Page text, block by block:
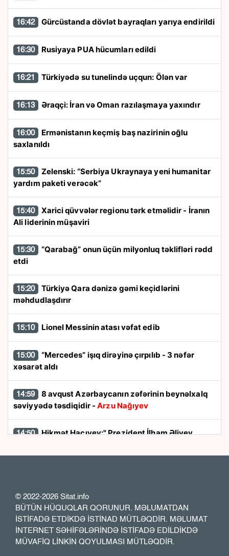
16:42 Gürcüstanda dövlət bayraqları yarıya endirildi
16:30 Rusiyaya PUA hücumları edildi
16:21 Türkiyədə su tunelində uçqun: Ölən var
16:13 Əraqçi: İran və Oman razılaşmaya yaxındır
16:00
saxlanıldı
15:50
yardım paketi verəcək”
15:40
Ali liderinin müşaviri
15:30
etdi
15:20
məhdudlaşdırır
15:10 Lionel Messinin atası vəfat edib
15:00
xəsarət aldı
14:59
səviyyədə təsdiqidir -Arzu Nağıyev
14:50 Hikmət Hacıyev:" Prezident İlham Əliyev
14:40 Ukraynada hərbi helikopterin qəzaya
uğraması nəticəsində bort texnik ölüb
© 2022-2026 Sitat.info
BÜTÜN HÜQUQLAR QORUNUR. MƏLUMATDAN
İSTİFADƏ ETDİKDƏ İSTİNAD MÜTLƏQDİR. MƏLUMAT
İNTERNET SƏHİFƏLƏRİNDƏ İSTİFADƏ EDİLDİKDƏ
MÜVAFİQ LİNKİN QOYULMASI MÜTLƏQDİR.